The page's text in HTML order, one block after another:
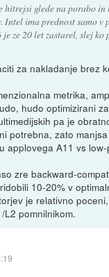
hitrejsi glede na porabo in
Intel ima prednost samo v
ze 20 let zastarel, slej ko
za nakladanje brez
metrika,
hudo optimizirani
pa je
potrebna, zato
applovega A11 vs
zre backward-
10-20% v
je relativno
L2 pomnilnikom.